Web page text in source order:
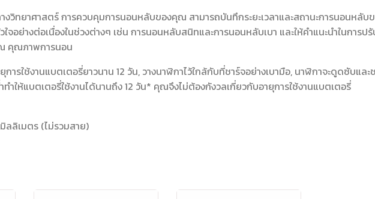
วิทยาศาสตร์ การควบคุมการนอนหลับของคุณ สามารถบันทึกระยะเวลาและสถานะการนอนหลั
ใจอย่างต่อเนื่องในช่วงต่างๆ เช่น การนอนหลับสนิทและการนอนหลับเบา และให้คำแนะนำในกา
คุณภาพการนอน
ารใช้งานแบตเตอรี่ยาวนาน 12 วัน, วางนาฬิกาไว้ใกล้กับที่ชาร์จอย่างเบามือ, นาฬิกาจะดูดซับแล
ำให้แบตเตอรี่ใช้งานได้นานถึง 12 วัน* คุณจึงไม่ต้องกังวลเกี่ยวกับอายุการใช้งานแบตเตอรี่
ลลิเมตร (ไม่รวมสาย)